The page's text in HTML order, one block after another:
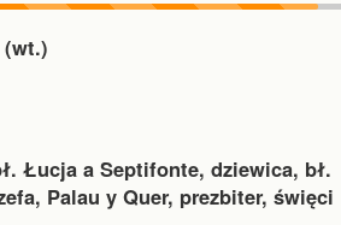
Łucja a Septifonte, dziewica, bł.
Palau y Quer, prezbiter, święci